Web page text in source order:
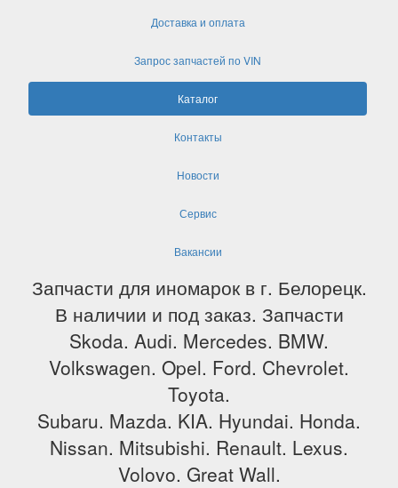
Доставка и оплата
Запрос запчастей по VIN
Каталог
Контакты
Новости
Сервис
Вакансии
Запчасти для иномарок в г. Белорецк.
В наличии и под заказ. Запчасти
Skoda. Audi. Mercedes. BMW.
Volkswagen. Opel. Ford. Chevrolet.
Toyota.
Subaru. Mazda. KIA. Hyundai. Honda.
Nissan. Mitsubishi. Renault. Lexus.
Volovo. Great Wall.